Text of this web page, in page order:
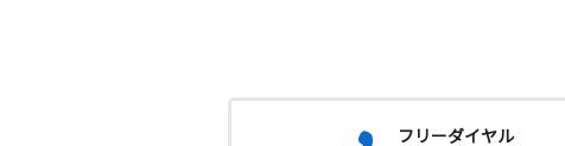
フリーダイヤル